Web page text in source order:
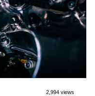
2,994 views